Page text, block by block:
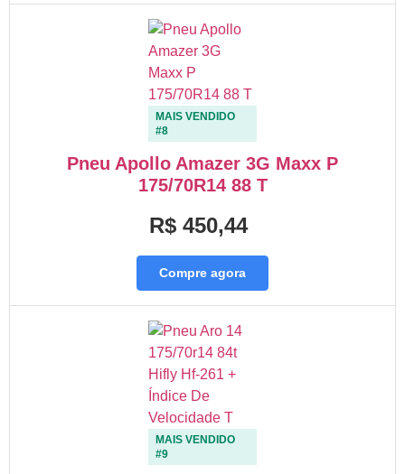
MAIS VENDIDO
#8
Pneu Apollo Amazer 3G Maxx P
175/70R14 88 T
R$ 450,44
Compre agora
MAIS VENDIDO
#9